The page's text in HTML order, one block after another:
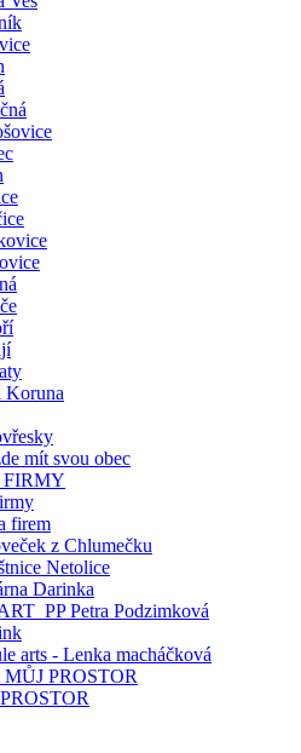
Koruna
mít svou obec
FIRMY
firem
z Chlumečku
Netolice
Darinka
Petra Podzimková
arts - Lenka macháčková
MŮJ PROSTOR